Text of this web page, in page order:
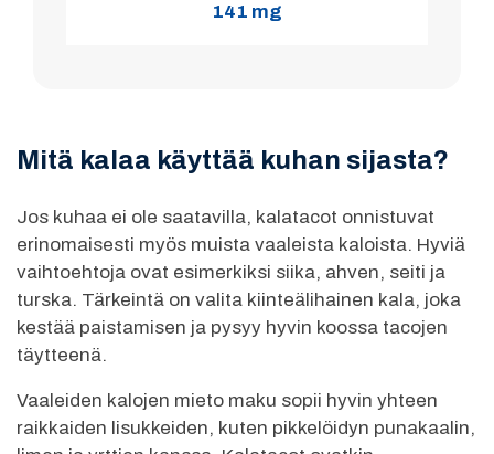
141 mg
Mitä kalaa käyttää kuhan sijasta?
Jos kuhaa ei ole saatavilla, kalatacot onnistuvat
erinomaisesti myös muista vaaleista kaloista. Hyviä
vaihtoehtoja ovat esimerkiksi siika, ahven, seiti ja
turska. Tärkeintä on valita kiinteälihainen kala, joka
kestää paistamisen ja pysyy hyvin koossa tacojen
täytteenä.
Vaaleiden kalojen mieto maku sopii hyvin yhteen
raikkaiden lisukkeiden, kuten pikkelöidyn punakaalin,